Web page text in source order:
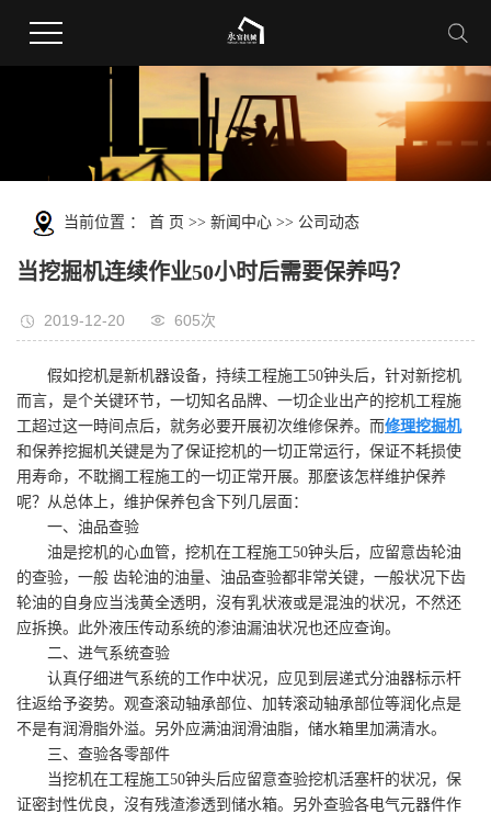
当前位置 ： 首 页 >> 新闻中心 >> 公司动态
当挖掘机连续作业50小时后需要保养吗？
2019-12-20 605次
假如挖机是新机器设备，持续工程施工50钟头后，针对新挖机
而言，是个关键环节，一切知名品牌、一切企业出产的挖机工程施
工超过这一時间点后，就务必要开展初次维修保养。而修理挖掘机
和保养挖掘机关键是为了保证挖机的一切正常运行，保证不耗损使
用寿命，不耽搁工程施工的一切正常开展。那麼该怎样维护保养
呢？从总体上，维护保养包含下列几层面：
一、油品查验
油是挖机的心血管，挖机在工程施工50钟头后，应留意齿轮油
的查验，一般 齿轮油的油量、油品查验都非常关键，一般状况下齿
轮油的自身应当浅黄全透明，沒有乳状液或是混浊的状况，不然还
应拆换。此外液压传动系统的渗油漏油状况也还应查询。
二、进气系统查验
认真仔细进气系统的工作中状况，应见到层递式分油器标示杆
往返给予姿势。观查滚动轴承部位、加转滚动轴承部位等润化点是
不是有润滑脂外溢。另外应满油润滑油脂，储水箱里加满清水。
三、查验各零部件
当挖机在工程施工50钟头后应留意查验挖机活塞杆的状况，保
证密封性优良，沒有残渣渗透到储水箱。另外查验各电气元器件作